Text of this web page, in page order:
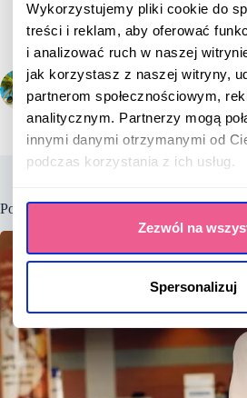
Wykorzystujemy pliki cookie do
treści i reklam, aby oferować
i analizować ruch w naszej
jak korzystasz z naszej witryny,
partnerom społecznościowym,
analitycznym. Partnerzy mogą
innymi danymi otrzymanymi od
podczas korzystania z ich usług.
Zezwól na
Spersonalizuj
Podobne wpisy